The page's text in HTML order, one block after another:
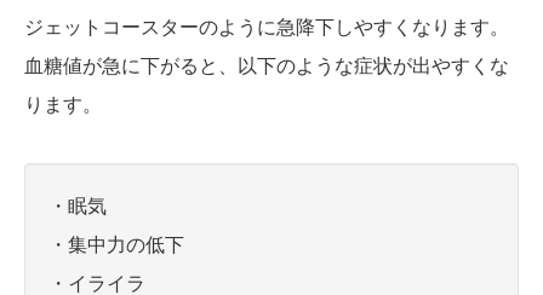
ジェットコースターのように急降下しやすくなります。
血糖値が急に下がると、以下のような症状が出やすくな
ります。
・眠気
・集中力の低下
・イライラ